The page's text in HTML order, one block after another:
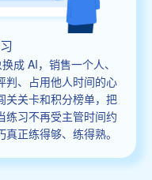
成 AI，销售一个人、
判、占用他人时间的心
关关卡和积分榜单，把
练习不再受主管时间约
正练得够、练得熟。